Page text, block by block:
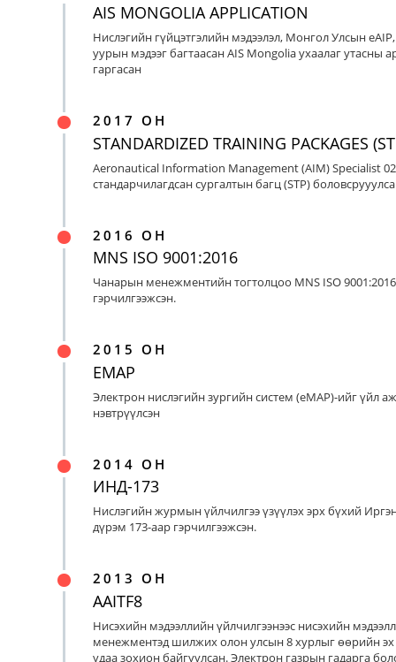
AIS MONGOLIA APPLICATION
Нислэгийн гүйцэтгэлийн мэдээлэл, Монгол Улсын
уурын мэдээг багтаасан AIS Mongolia ухаалаг утасны
гаргасан
2017 ОН
STANDARDIZED TRAINING PACKAGES
Aeronautical Information Management (AIM) Specialist
стандарчилагдсан сургалтын багц (STP)
2016 ОН
MNS ISO 9001:2016
Чанарын менежментийн тогтолцоо MNS ISO
гэрчилгээжсэн.
2015 ОН
EMAP
Электрон нислэгийн зургийн систем (eMAP)-ийг үйл
нэвтрүүлсэн
2014 ОН
ИНД-173
Нислэгийн журмын үйлчилгээ үзүүлэх эрх бүхий
дүрэм 173-аар гэрчилгээжсэн.
2013 ОН
AAITF8
Нисэхийн мэдээллийн үйлчилгээнээс нисэхийн
менежментэд шилжих олон улсын 8 хурлыг өөрийн
удаа зохион байгуулсан. Электрон газрын гадарга